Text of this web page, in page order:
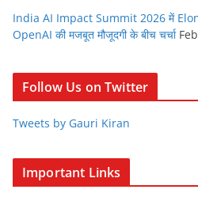
India AI Impact Summit 2026 में
OpenAI की मजबूत मौजूदगी के बीच चर्चा
Follow Us on Twitter
Tweets by Gauri Kiran
Important Links